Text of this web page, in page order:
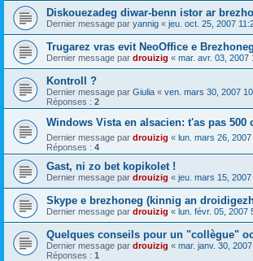
Diskouezadeg diwar-benn istor ar
Dernier message par yannig « jeu. oct. 25, 2007
Trugarez vras evit NeoOffice e
Dernier message par drouizig « mar. avr. 03, 2007
Kontroll ?
Dernier message par Giulia « ven. mars 30, 2007
Réponses : 2
Windows Vista en alsacien: t'as pas 500
Dernier message par drouizig « lun. mars 26,
Réponses : 4
Gast, ni zo bet kopikolet !
Dernier message par drouizig « jeu. mars 15, 2007
Skype e brezhoneg (kinnig an
Dernier message par drouizig « lun. févr. 05, 2007
Quelques conseils pour un "collègue"
Dernier message par drouizig « mar. janv. 30,
Réponses : 1